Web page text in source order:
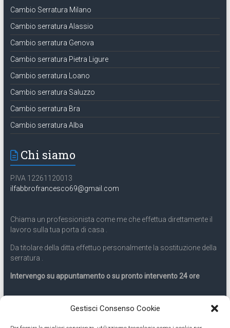
Gestisci Consenso Cookie
Cambio Serratura Milano
Cambio serratura Alassio
Cambio serratura Genova
Cambio serratura Pietra Ligure
Cambio serratura Loano
Cambio serratura Saluzzo
Cambio serratura Bra
Cambio serratura Alba
Chi siamo
P.IVA 12261120013
ilfabbrofrancesco69@gmail.com
Chiama un professionista come me che effettua direttamente il
lavoro sulla tua porta di casa .
Da titolare della ditta effettuo personalmente la sostituzione della
serratura .
Intervengo su appuntamento o su pronto intervento 24 ore
Servizio 24 ore